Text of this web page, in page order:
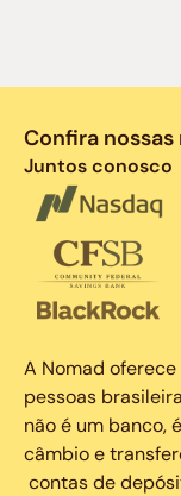
Confira
Juntos conosco
A Nomad
pessoas
não é um banco,
câmbio e
contas de